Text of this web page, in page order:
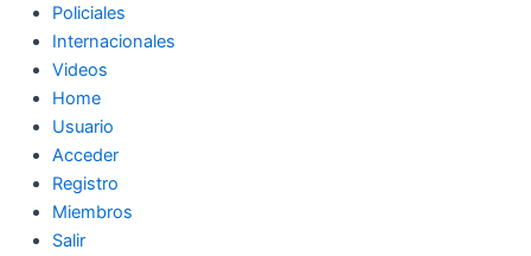
Policiales
Internacionales
Videos
Home
Usuario
Acceder
Registro
Miembros
Salir